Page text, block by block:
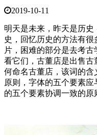
2019-10-11
明天是未来，昨天是历
史，回忆历史的方法有
片，困难的部分是去考
看它们，古董店是出售
何命名古董店，该词的
原则，字体的五个要素
的五个要素协调一致的原